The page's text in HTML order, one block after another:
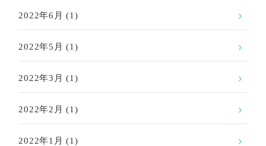
2022年6月 (1)
2022年5月 (1)
2022年3月 (1)
2022年2月 (1)
2022年1月 (1)